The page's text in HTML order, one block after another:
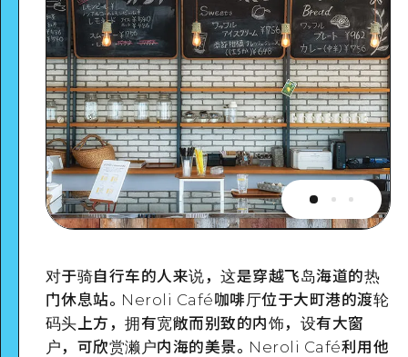
对于骑自行车的人来说，这是穿越飞岛海道的热
门休息站。Neroli Café咖啡厅位于大町港的渡轮
码头上方，拥有宽敞而别致的内饰，设有大窗
户，可欣赏濑户内海的美景。Neroli Café利用他